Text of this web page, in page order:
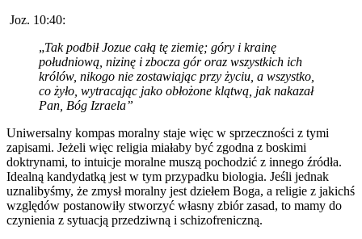
Joz. 10:40:
„Tak podbił Jozue całą tę ziemię; góry i krainę
południową, nizinę i zbocza gór oraz wszystkich ich
królów, nikogo nie zostawiając przy życiu, a wszystko,
co żyło, wytracając jako obłożone klątwą, jak nakazał
Pan, Bóg Izraela”
Uniwersalny kompas moralny staje więc w sprzeczności z tymi
zapisami. Jeżeli więc religia miałaby być zgodna z boskimi
doktrynami, to intuicje moralne muszą pochodzić z innego źródła.
Idealną kandydatką jest w tym przypadku biologia. Jeśli jednak
uznalibyśmy, że zmysł moralny jest dziełem Boga, a religie z jakichś
względów postanowiły stworzyć własny zbiór zasad, to mamy do
czynienia z sytuacją przedziwną i schizofreniczną.